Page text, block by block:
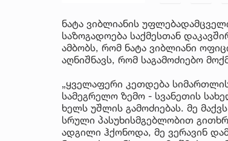
ნატა ვიბლიანის
საზოგადოება საქმესთან
ამბობს, რომ ნატა ვიბლიანი
აღნიშნავს, რომ საგამოძიებო
„ყველაფერი კეთდება
სამეგრელო ზემო - სვანეთის
ხელს უშლის გამოძიებას. მე
სრული პასუხისმგებლობით
ადგილი ჰქონოდა, მე ვერავინ